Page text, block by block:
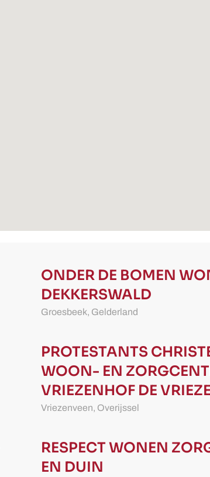
ONDER DE BOMEN
DEKKERSWALD
Groesbeek, Gelderland
PROTESTANTS
WOON- EN
VRIEZENHOF DE
Vriezenveen, Overijssel
RESPECT WONEN
EN DUIN